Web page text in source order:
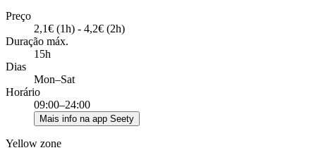
Preço
2,1€ (1h) - 4,2€ (2h)
Duração máx.
15h
Dias
Mon–Sat
Horário
09:00–24:00
Mais info na app Seety
Yellow zone